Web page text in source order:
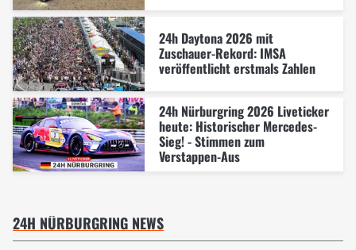
24h Daytona 2026 mit
Zuschauer-Rekord: IMSA
veröffentlicht erstmals Zahlen
24h Nürburgring 2026 Liveticker
heute: Historischer Mercedes-
Sieg! - Stimmen zum
Verstappen-Aus
24H NÜRBURGRING NEWS